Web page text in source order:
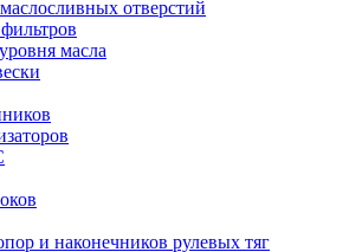
отверстий
масла
и наконечников рулевых тяг